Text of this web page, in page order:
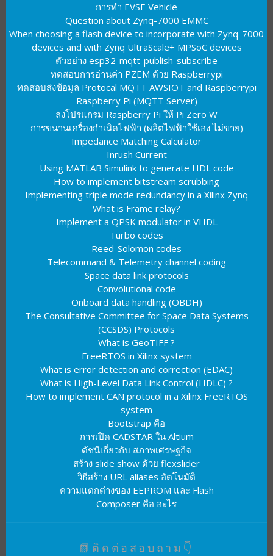
การทำ EVSE Vehicle
Question about Zynq-7000 EMMC
When choosing a flash device to incorporate with Zynq-7000
devices and with Zynq UltraScale+ MPSoC devices
ตัวอย่าง esp32-mqtt-publish-subscribe
ทดสอบการอ่านค่า PZEM ด้วย Raspberrypi
ทดสอบส่งข้อมูล Protocal MQTT AWSIOT and Raspberrypi
Raspberry Pi (MQTT Server)
ลงโปรแกรม Raspberry Pi ให้ Pi Zero W
การขนานเครื่องกำเนิดไฟฟ้า (ผลิตไฟฟ้าใช้เอง ไม่ขาย)
Impedance Matching Calculator
Inrush Current
Using MATLAB Simulink to generate HDL code
How to implement bitstream scrubbing
Implementing triple mode redundancy in a Xilinx Zynq
What is Frame relay?
Implement a QPSK modulator in VHDL
Turbo codes
Reed-Solomon codes
Telecommand & Telemetry channel coding
Space data link protocols
Convolutional code
Onboard data handling (OBDH)
The Consultative Committee for Space Data Systems
(CCSDS) Protocols
What is GeoTIFF ?
FreeRTOS in Xilinx system
What is error detection and correction (EDAC)
What is High-Level Data Link Control (HDLC) ?
How to implement CAN protocol in a Xilinx FreeRTOS
system
Bootstrap คือ
การเปิด CADSTAR ใน Altium
ดัชนีเกี่ยวกับ สภาพเศรษฐกิจ
สร้าง slide show ด้วย flexslider
วิธีสร้าง URL aliases อัตโนมัติ
ความแตกต่างของ EEPROM และ Flash
Composer คือ อะไร
📗ติดต่อสอบถาม👇